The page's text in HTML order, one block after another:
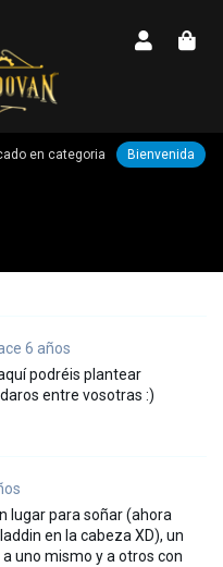
en categoria Bienvenida
6 años
podréis plantear
entre vosotras :)
lugar para soñar (ahora
en la cabeza XD), un
uno mismo y a otros con